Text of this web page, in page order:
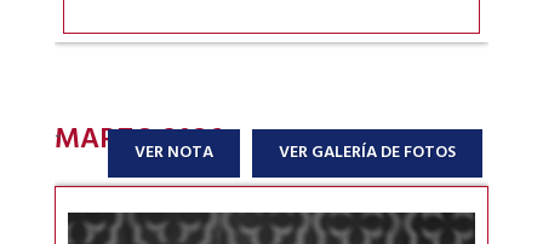
MARZO 2026 VER GALERÍA DE FOTOS
-
VER NOTA